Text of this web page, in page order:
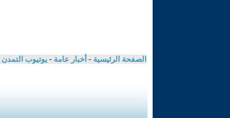
الصفحة الرئيسية - أخبار عامة - يوتيوب التمدن